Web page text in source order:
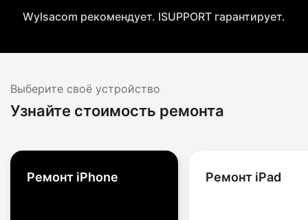
Wylsacom рекомендует. ISUPPORT гарантирует.
Выберите своё устройство
Узнайте стоимость ремонта
Ремонт iPhone Ремонт iPad